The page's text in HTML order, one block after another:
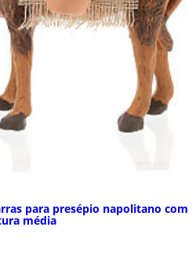
para presépio napolitano com
média